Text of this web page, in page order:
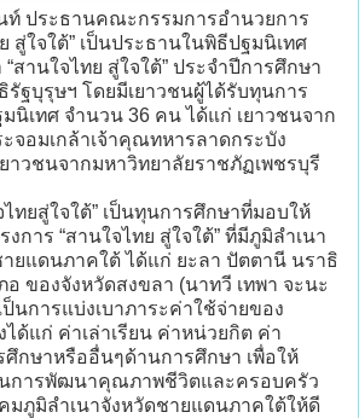
ท์ ประธานคณะกรรมการอำนวยการ
สู่ใจใต้” เป็นประธานในพิธีปฐมนิเทศ
สานใจไทย สู่ใจใต้” ประจำปีการศึกษา
ฐบุรุษฯ โดยมีเยาวชนผู้ได้รับทุนการ
นิเทศ จำนวน 36 คน ได้แก่ เยาวชนจาก
จอมเกล้าเจ้าคุณทหารลาดกระบัง
าวชนจากมหาวิทยาลัยราชภัฏเพชรบุรี
ทยสู่ใจใต้” เป็นทุนการศึกษาที่มอบให้
การ “สานใจไทย สู่ใจใต้” ที่มีภูมิลำเนา
ยแดนภาคใต้ ได้แก่ ยะลา ปัตตานี นราธิ
อ ของจังหวัดสงขลา (นาทวี เทพา จะนะ
นการแบ่งเบาภาระค่าใช้จ่ายของ
ด้แก่ ค่าเล่าเรียน ค่าหน่วยกิต ค่า
กษาหรืออื่นๆด้านการศึกษา เพื่อให้
นการพัฒนาคุณภาพชีวิตและครอบครัว
ภูมิลำเนาจังหวัดชายแดนภาคใต้ให้ดี